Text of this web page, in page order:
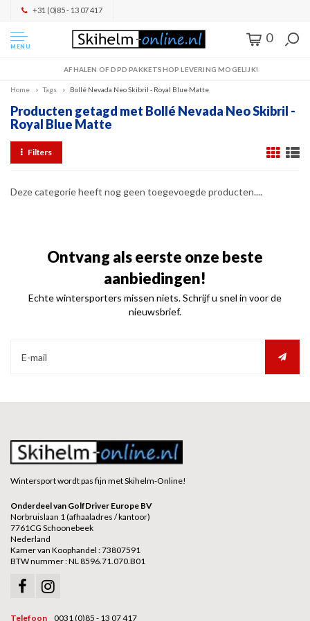
+31 (0)85 - 13 07 417
MENU
0
AFHALEN OF DPD PAKKETSHOP LEVERING MOGELIJK!
Home Tags Bollé Nevada Neo Skibril - Royal Blue Matte
Producten getagd met Bollé Nevada Neo Skibril -
Royal Blue Matte
Filters
Deze categorie heeft nog geen toegevoegde producten....
Ontvang als eerste onze beste
aanbiedingen!
Echte wintersporters missen niets. Schrijf u snel in voor de
nieuwsbrief.
Wintersport wordt pas fijn met Skihelm-Online!
Onderdeel van GolfDriver Europe BV
Norbruislaan 1 (afhaaladres / kantoor)
7761CG Schoonebeek
Nederland
Kamer van Koophandel : 73807591
BTW nummer : NL 8596.71.070.B01
Telefoon 0031 (0)85 - 13 07 417